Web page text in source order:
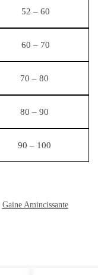
52 – 60
60 – 70
70 – 80
80 – 90
90 – 100
Gaine Amincissante